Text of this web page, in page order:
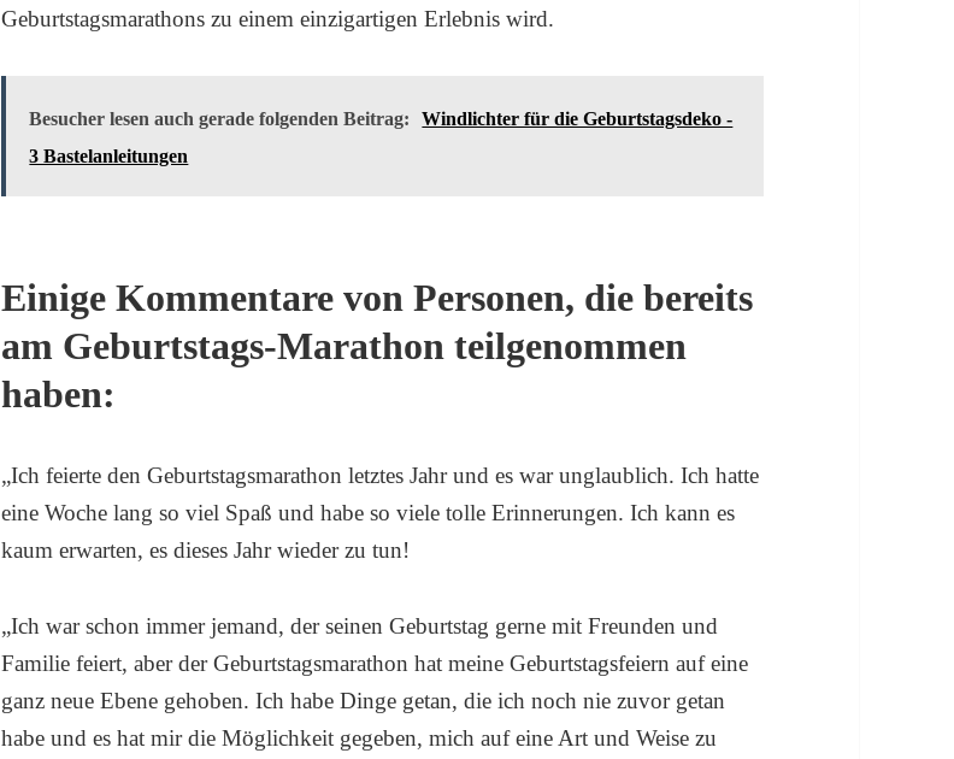
Geburtstagsmarathons zu einem einzigartigen Erlebnis wird.
Besucher lesen auch gerade folgenden Beitrag:
Windlichter für die Geburtstagsdeko -
3 Bastelanleitungen
Einige Kommentare von Personen, die bereits
am Geburtstags-Marathon teilgenommen
haben:
„Ich feierte den Geburtstagsmarathon letztes Jahr und es war unglaublich. Ich hatte
eine Woche lang so viel Spaß und habe so viele tolle Erinnerungen. Ich kann es
kaum erwarten, es dieses Jahr wieder zu tun!
„Ich war schon immer jemand, der seinen Geburtstag gerne mit Freunden und
Familie feiert, aber der Geburtstagsmarathon hat meine Geburtstagsfeiern auf eine
ganz neue Ebene gehoben. Ich habe Dinge getan, die ich noch nie zuvor getan
habe und es hat mir die Möglichkeit gegeben, mich auf eine Art und Weise zu